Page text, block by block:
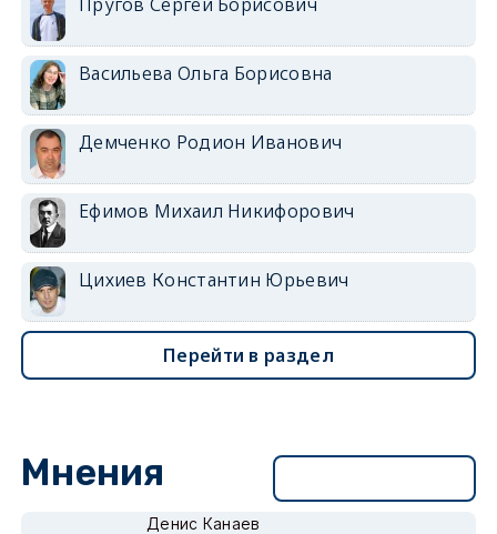
Васильева Ольга Борисовна
Демченко Родион Иванович
Ефимов Михаил Никифорович
Цихиев Константин Юрьевич
Перейти в раздел
Мнения
Денис Канаев